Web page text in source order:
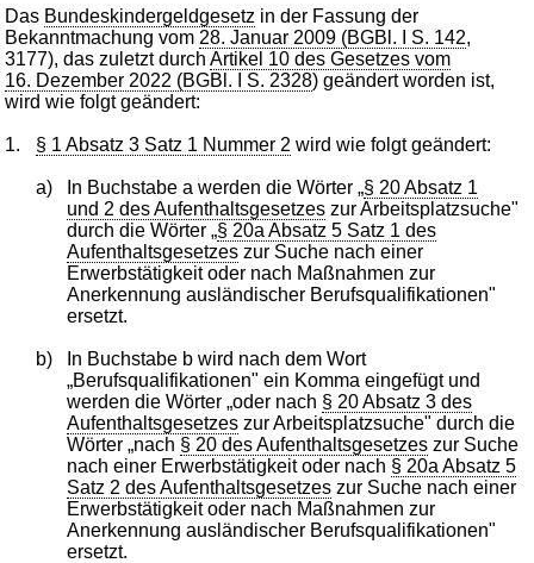
wird in 49 Vorschriften zitiert
Das Bundeskindergeldgesetz in der Fassung der
Bekanntmachung vom 28. Januar 2009 (BGBl. I S. 142,
3177), das zuletzt durchArtikel 10 des Gesetzes vom
16. Dezember 2022 (BGBl. I S. 2328) geändert worden ist,
wird wie folgt geändert:
1. § 1 Absatz 3 Satz 1 Nummer 2 wird wie folgt geändert:
a) In Buchstabe a werden die Wörter „§ 20 Absatz 1
und 2 des Aufenthaltsgesetzeszur Arbeitsplatzsuche"
durch die Wörter „§ 20a Absatz 5 Satz 1 des
Aufenthaltsgesetzeszur Suche nach einer
Erwerbstätigkeit oder nach Maßnahmen zur
Anerkennung ausländischer Berufsqualifikationen"
ersetzt.
b)
In Buchstabe b wird nach dem Wort
„Berufsqualifikationen" ein Komma eingefügt und
werden die Wörter „oder nach § 20 Absatz 3 des
Aufenthaltsgesetzeszur Arbeitsplatzsuche" durch die
Wörter „nach § 20 des Aufenthaltsgesetzeszur Suche
nach einer Erwerbstätigkeit oder nach § 20a Absatz 5
Satz 2 des Aufenthaltsgesetzeszur Suche nach einer
Erwerbstätigkeit oder nach Maßnahmen zur
Anerkennung ausländischer Berufsqualifikationen"
ersetzt.